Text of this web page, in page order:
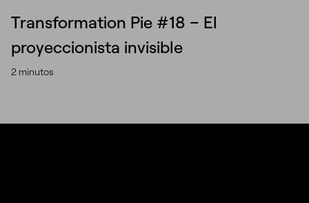
Transformation Pie #18 – El
proyeccionista invisible
2 minutos